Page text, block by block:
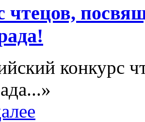
чтецов,
конкурс